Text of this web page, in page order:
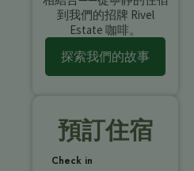
到我們的招牌 Rivel
Estate 咖啡。
探索我們的故事
預訂住宿
Check in